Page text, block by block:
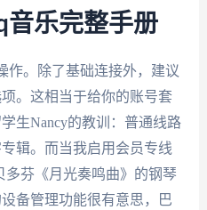
音乐完整手册
作。除了基础连接外，建议
。这相当于给你的账号套
生Nancy的教训：普通线路
辑。而当我启用会员专线
多芬《月光奏鸣曲》的钢琴
备管理功能很有意思，巴